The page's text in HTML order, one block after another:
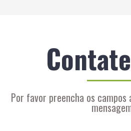
Por favor preencha os campos